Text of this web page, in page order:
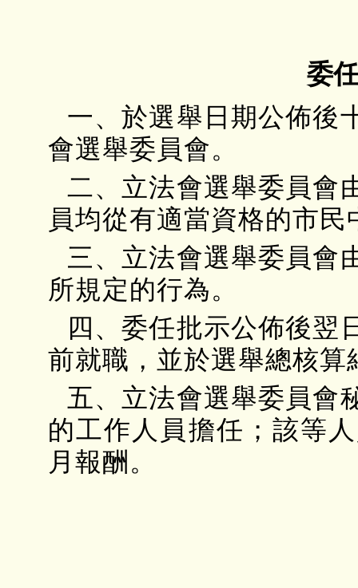
委
一、於選舉日期公佈後
會選舉委員會。
二、立法會選舉委員會
員均從有適當資格的市民
三、立法會選舉委員會
所規定的行為。
四、委任批示公佈後翌
前就職，並於選舉總核
五、立法會選舉委員會
的工作人員擔任；該等
月報酬。